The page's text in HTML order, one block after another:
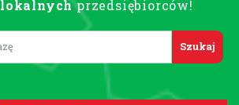
lokalnych przedsiębiorców!